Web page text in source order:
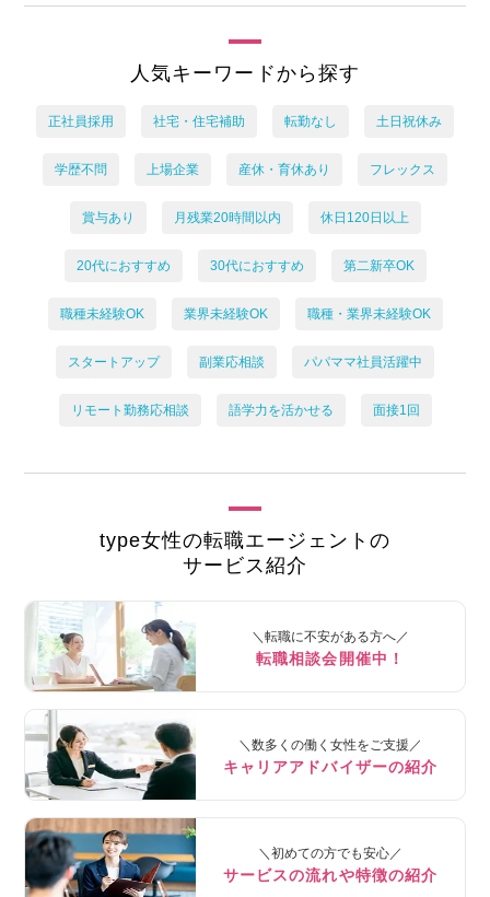
人気キーワードから探す
正社員採用 社宅・住宅補助 転勤なし 土日祝休み
学歴不問 上場企業 産休・育休あり フレックス
賞与あり 月残業20時間以内 休日120日以上
20代におすすめ 30代におすすめ 第二新卒OK
職種未経験OK 業界未経験OK 職種・業界未経験OK
スタートアップ 副業応相談 パパママ社員活躍中
リモート勤務応相談 語学力を活かせる 面接1回
type女性の転職エージェントの
サービス紹介
＼転職に不安がある方へ／
転職相談会開催中！
＼数多くの働く女性をご支援／
キャリアアドバイザーの紹介
＼初めての方でも安心／
サービスの流れや特徴の紹介